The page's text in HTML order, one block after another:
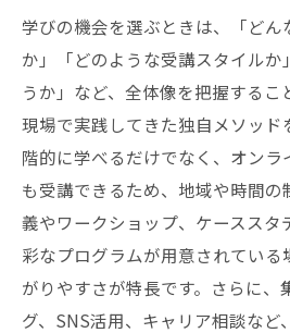
学びの機会を選ぶときは、「どん
か」「どのような受講スタイル
うか」など、全体像を把握するこ
現場で実践してきた独自メソッド
階的に学べるだけでなく、オン
も受講できるため、地域や時間
義やワークショップ、ケーススタ
彩なプログラムが用意されてい
がりやすさが特長です。さらに、
グ、SNS活用、キャリア相談など